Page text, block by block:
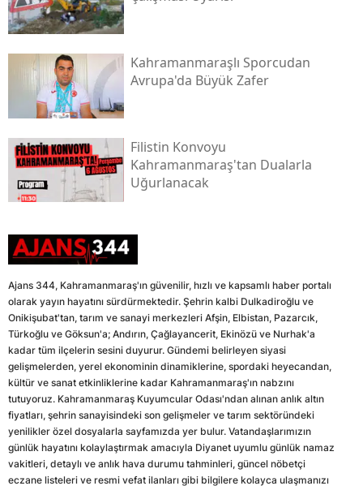
Kahramanmaraşlı Sporcudan
Avrupa'da Büyük Zafer
Filistin Konvoyu
Kahramanmaraş'tan Dualarla
Uğurlanacak
Ajans 344, Kahramanmaraş'ın güvenilir, hızlı ve kapsamlı haber portalı
olarak yayın hayatını sürdürmektedir. Şehrin kalbi Dulkadiroğlu ve
Onikişubat'tan, tarım ve sanayi merkezleri Afşin, Elbistan, Pazarcık,
Türkoğlu ve Göksun'a; Andırın, Çağlayancerit, Ekinözü ve Nurhak'a
kadar tüm ilçelerin sesini duyurur. Gündemi belirleyen siyasi
gelişmelerden, yerel ekonominin dinamiklerine, spordaki heyecandan,
kültür ve sanat etkinliklerine kadar Kahramanmaraş'ın nabzını
tutuyoruz. Kahramanmaraş Kuyumcular Odası'ndan alınan anlık altın
fiyatları, şehrin sanayisindeki son gelişmeler ve tarım sektöründeki
yenilikler özel dosyalarla sayfamızda yer bulur. Vatandaşlarımızın
günlük hayatını kolaylaştırmak amacıyla Diyanet uyumlu günlük namaz
vakitleri, detaylı ve anlık hava durumu tahminleri, güncel nöbetçi
eczane listeleri ve resmi vefat ilanları gibi bilgilere kolayca ulaşmanızı